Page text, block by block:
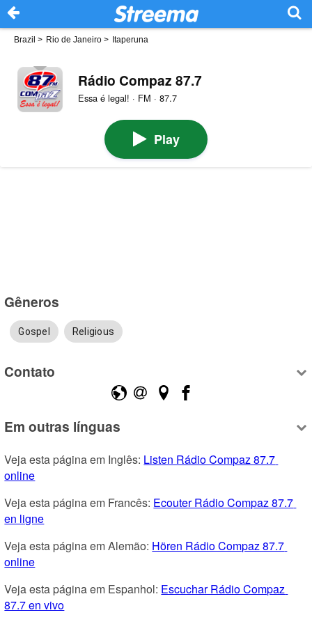
Brazil > Rio de Janeiro > Itaperuna
Rádio Compaz 87.7
Essa é legal! · FM · 87.7
Play
Gêneros
Gospel Religious
Contato
Em outras línguas
Veja esta página em Inglês: Listen Rádio Compaz 87.7
online
Veja esta página em Francês: Ecouter Rádio Compaz 87.7
en ligne
Veja esta página em Alemão: Hören Rádio Compaz 87.7
online
Veja esta página em Espanhol: Escuchar Rádio Compaz
87.7 en vivo